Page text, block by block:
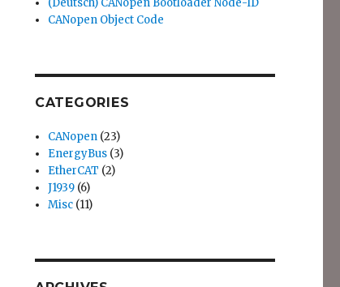
(Deutsch) CANopen Bootloader Node-ID
CANopen Object Code
CATEGORIES
CANopen (23)
EnergyBus (3)
EtherCAT (2)
J1939 (6)
Misc (11)